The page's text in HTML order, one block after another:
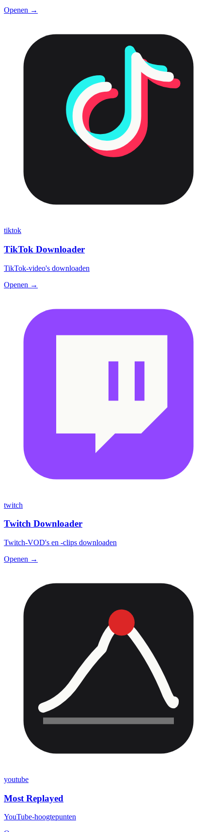
Openen →
tiktok
TikTok Downloader
TikTok-video's downloaden
Openen →
twitch
Twitch Downloader
Twitch-VOD's en -clips downloaden
Openen →
youtube
Most Replayed
YouTube-hoogtepunten